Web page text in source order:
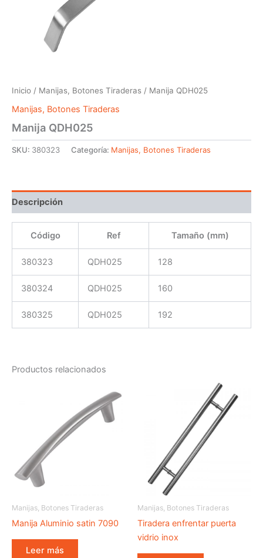
Inicio / Manijas, Botones Tiraderas / Manija QDH025
Manijas, Botones Tiraderas
Manija QDH025
SKU: 380323 Categoría: Manijas, Botones Tiraderas
Descripción
Código Ref Tamaño (mm)
380323 QDH025 128
380324 QDH025 160
380325 QDH025 192
Productos relacionados
Manijas, Botones Tiraderas
Manija Aluminio satin 7090
Leer más
Manijas, Botones Tiraderas
Tiradera enfrentar puerta
vidrio inox